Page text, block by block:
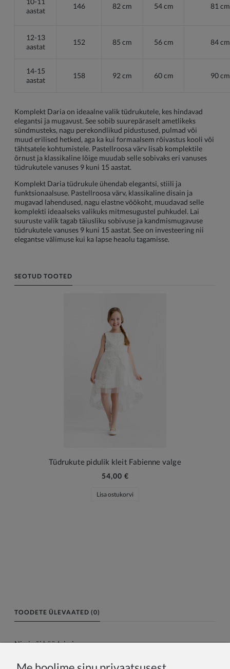
aastat
146 82 cm 54 cm 81 cm
12-13
aastat
152 85 cm 56 cm 84 cm
14-15
aastat
158 92 cm 60 cm 90 cm
Komplekt Daria on ideaalne valik tüdrukutele, kes hindavad
elegantsi ja mugavust. See sobib suurepäraselt ametlikeks
sündmusteks, nagu perekondlikud pidustused, pulmad või
muud erilised hetked, aga ka kui formaalsem rõivastus kooli või
tähtsatele kohtumistele. Pastellroosa värv lisab komplektile
õrnust ja klassikaline lõige muudab selle sobivaks eri vanuses
tüdrukutele vanuses 9 kuni 15 aastat.
Komplekt Daria tüdrukule ühendab elegantsi, stiili ja
funktsionaalsuse. Pastellroosa värv, klassikaline disain ja
mugavad lahendused, nagu elastne vöökoht, muudavad selle
komplekti ideaalseks valikuks mitmesugustel puhkudel. Lai
suuruste valik tagab täiusliku sobivuse ja kandmismugavuse
tüdrukutele vanuses 9 kuni 15 aastat. See on investeering nii
elegantse välimuse kui ka lapse heaolu tagamisse.
SEOTUD TOOTED
Tüdrukute pidulik kleit Fabienne valge
54,00 €
Lisa ostukorvi
TOODETE ÜLEVAATED (0)
Nimi või hüüdnimi: